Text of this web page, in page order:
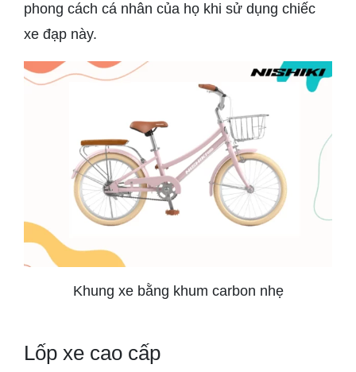
phong cách cá nhân của họ khi sử dụng chiếc
xe đạp này.
Khung xe bằng khum carbon nhẹ
Lốp xe cao cấp